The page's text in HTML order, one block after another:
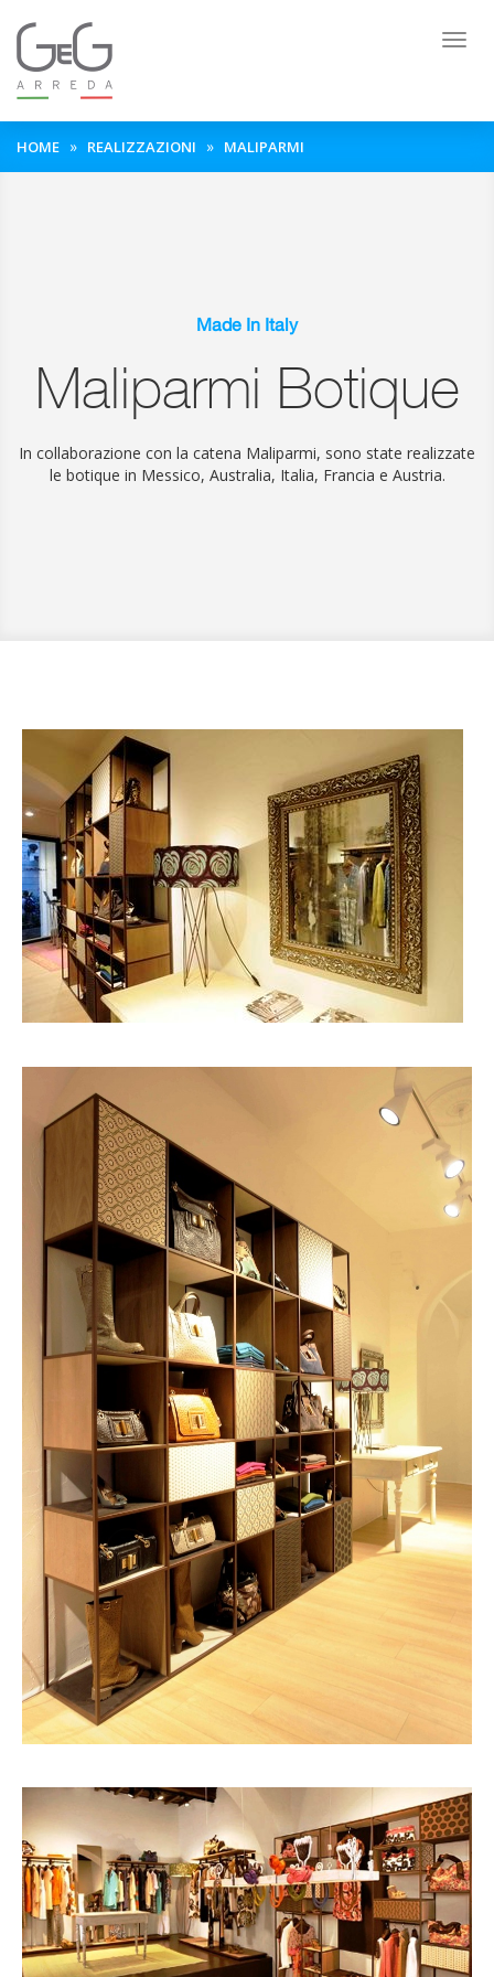
HOME REALIZZAZIONI MALIPARMI
Made In Italy
Maliparmi Botique
In collaborazione con la catena Maliparmi, sono state realizzate
le botique in Messico, Australia, Italia, Francia e Austria.